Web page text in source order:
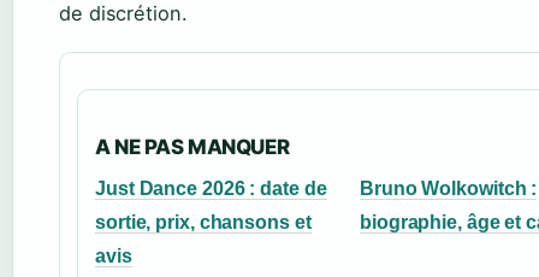
de discrétion.
A NE PAS MANQUER
Just Dance 2026 : date de
sortie, prix, chansons et
avis
Bruno Wolkowitch :
biographie, âge et